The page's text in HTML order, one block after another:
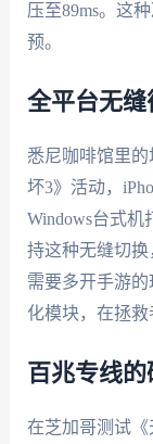
压至89ms。这
预。
全平台无缝
悉尼咖啡馆里的
坏3》活动，
Windows台式
持这种无缝切
需要多开手游
化模块，在拯救
百兆专线
在芝加哥测试